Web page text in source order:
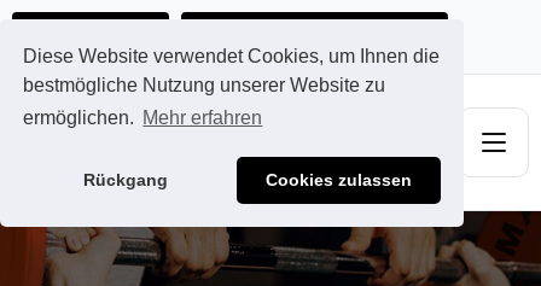
Diese Website verwendet Cookies, um Ihnen die
bestmögliche Nutzung unserer Website zu
ermöglichen. Mehr erfahren
Rückgang Cookies zulassen